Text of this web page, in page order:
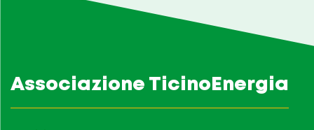
Associazione TicinoEnergia